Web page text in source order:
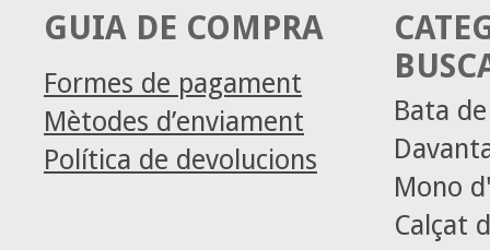
GUIA DE COMPRA
Formes de pagament
Mètodes d’enviament
Política de devolucions
Bata
Mono
Calçat